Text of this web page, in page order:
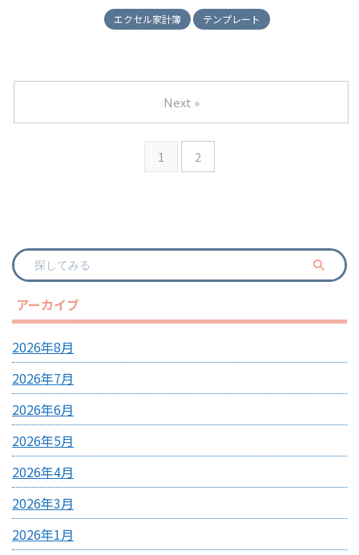
エクセル家計簿 テンプレート
1 2
Next »
アーカイブ
2026年8月
2026年7月
2026年6月
2026年5月
2026年4月
2026年3月
2026年1月